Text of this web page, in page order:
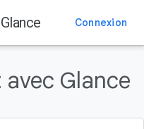
Connexion
Glance